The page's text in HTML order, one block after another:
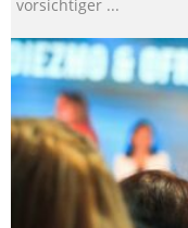
vorsichtiger ...